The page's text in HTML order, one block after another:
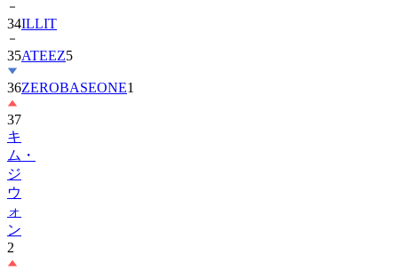
34ILLIT
35ATEEZ5
36ZEROBASEONE1
37
キ
ム・
ジ
ウ
ォ
ン
2